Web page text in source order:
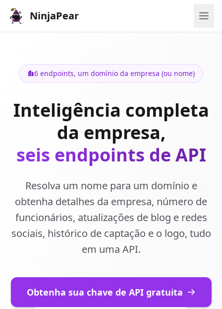
NinjaPear
6 endpoints, um domínio da empresa (ou nome)
Inteligência completa
da empresa,
seis endpoints de API
Resolva um nome para um domínio e
obtenha detalhes da empresa, número de
funcionários, atualizações de blog e redes
sociais, histórico de captação e o logo, tudo
em uma API.
Obtenha sua chave de API gratuita